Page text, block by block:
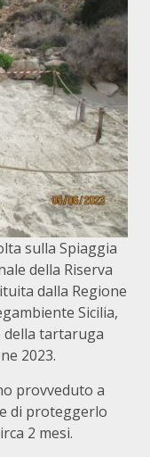
sulla Spiaggia
della Riserva
dalla Regione
Sicilia,
della tartaruga
2023.
provveduto a
di proteggerlo
2 mesi.